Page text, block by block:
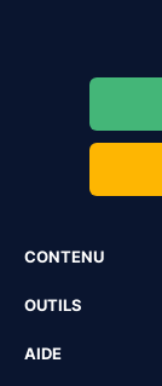
CONTENU
OUTILS
AIDE